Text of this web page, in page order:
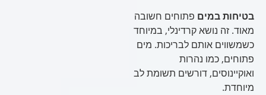
בטיחות במיםפתוחים חשובה
מאוד. זה נושא קרדינלי, במיוחד
כשמשווים אותם לבריכות. מים
פתוחים, כמו נהרות
ואוקיינוסים, דורשים תשומת לב
מיוחדת.